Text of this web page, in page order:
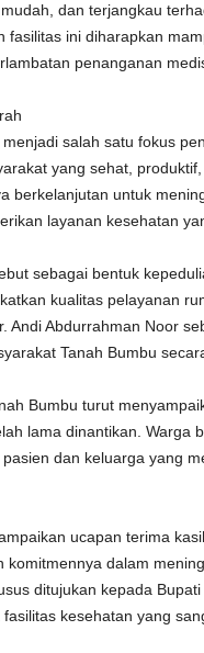
dan terjangkau
fasilitas ini diharapkan
penanganan
salah satu fokus
yang sehat,
berkelanjutan untuk
layanan kesehatan
sebagai bentuk
kualitas pelayanan
Andi Abdurrahman Noor
Tanah Bumbu
Bumbu turut
lama dinantikan. Warga
dan keluarga yang
ucapan terima
dalam
ditujukan kepada
kesehatan yang